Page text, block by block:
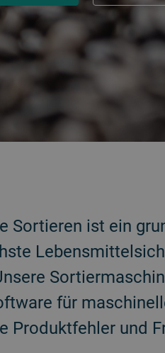
Sortieren ist ein
für
Produktfehler und